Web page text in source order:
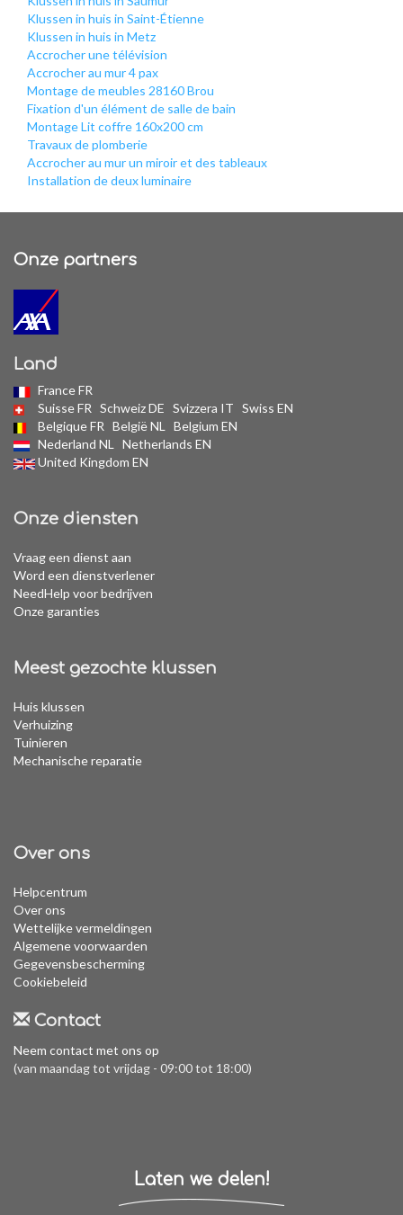
Klussen in huis in Saint-Étienne
Klussen in huis in Metz
Accrocher une télévision
Accrocher au mur 4 pax
Montage de meubles 28160 Brou
Fixation d'un élément de salle de bain
Montage Lit coffre 160x200 cm
Travaux de plomberie
Accrocher au mur un miroir et des tableaux
Installation de deux luminaire
Onze partners
Land
France FR
Suisse FR Schweiz DE Svizzera IT Swiss EN
Belgique FR België NL
Belgium EN
Nederland NL
Netherlands EN
United Kingdom EN
Onze diensten
Vraag een dienst aan
Word een dienstverlener
NeedHelp voor bedrijven
Onze garanties
Meest gezochte klussen
Huis klussen
Verhuizing
Tuinieren
Mechanische reparatie
Over ons
Helpcentrum
Over ons
Wettelijke vermeldingen
Algemene voorwaarden
Gegevensbescherming
Cookiebeleid
Contact
Neem contact met ons op
(van maandag tot vrijdag - 09:00 tot 18:00)
Laten we delen!